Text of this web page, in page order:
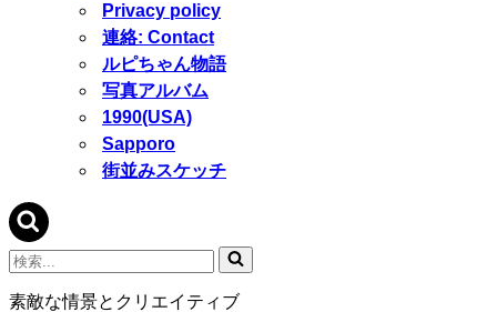
Privacy policy
連絡: Contact
ルピちゃん物語
写真アルバム
1990(USA)
Sapporo
街並みスケッチ
検
索...
素敵な情景とクリエイティブ